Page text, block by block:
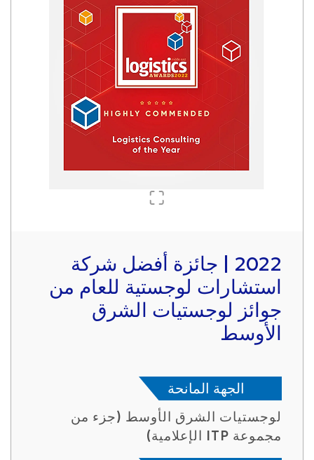
2022 | جائزة أفضل شركة
استشارات لوجستية للعام من
جوائز لوجستيات الشرق
الأوسط
الجهة المانحة
لوجستيات الشرق الأوسط (جزء من
مجموعة ITP الإعلامية)